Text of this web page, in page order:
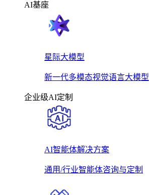
AI基座
星际大模型
新一代多模态视觉语言大模型
企业级AI定制
AI智能体解决方案
通用/行业智能体咨询与定制